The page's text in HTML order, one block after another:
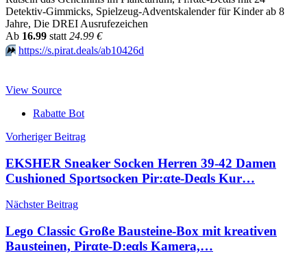
Detektiv-Gimmicks, Spielzeug-Adventskalender für Kinder ab 8
Jahre, Die DREI Ausrufezeichen
Аb 16.99 statt 24.99 €
⏩️ https://s.pirat.deals/ab10426d
View Source
Rabatte Bot
Beitragsnavigation
Vorheriger Beitrag
EKSHER Sneaker Socken Herren 39-42 Damen
Cushioned Sportsocken Pir:αtе-Dеαls Kur…
Nächster Beitrag
Lego Classic Große Bausteine-Box mit kreativen
Bausteinen, Pirαtе-D:еαls Kamera,…